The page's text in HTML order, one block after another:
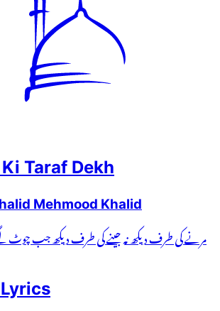
Taraf Dekh
Mehmood Khalid
مرنے کی طرف دیکھ نہ جینے کی طرف دیکھ جب چوٹ